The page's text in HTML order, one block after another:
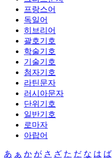
프랑스어
독일어
히브리어
괄호기호
학술기호
기술기호
첨자기호
라틴문자
러시아문자
단위기호
일반기호
로마자
아랍어
あ ぁ か が さ ざ た だ な は ば